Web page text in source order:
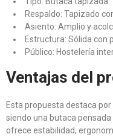
Respaldo: Tapizado
Asiento: Amplio y
Estructura: Sólida con
Público: Hostelería
Ventajas del
Esta propuesta destaca
siendo una butaca
ofrece estabilidad,